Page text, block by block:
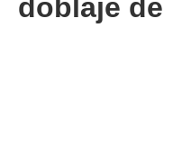
doblaje